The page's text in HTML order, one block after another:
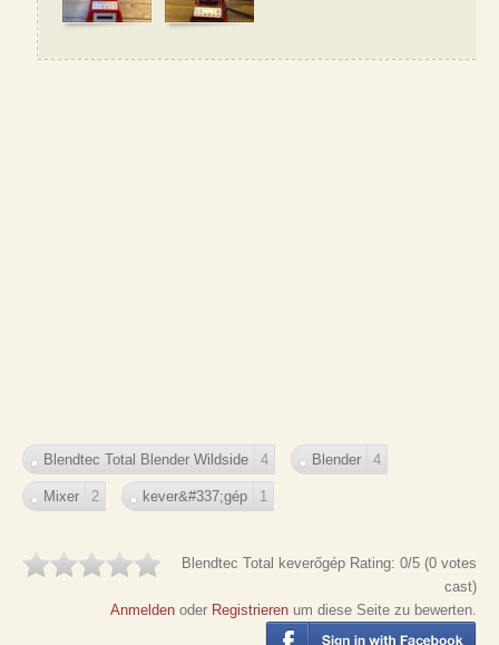
Blendtec Total Blender Wildside 4 Blender 4
Mixer 2 kever&#337;gép 1
Blendtec Total keverőgép Rating: 0/5 (0 votes
cast)
Anmelden oder Registrieren um diese Seite zu bewerten.